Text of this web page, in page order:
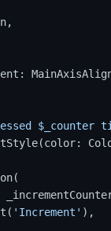
$_counter
'Increment' ),